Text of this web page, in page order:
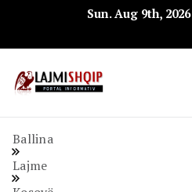
Sun. Aug 9th, 2026
Ballina
Lajme